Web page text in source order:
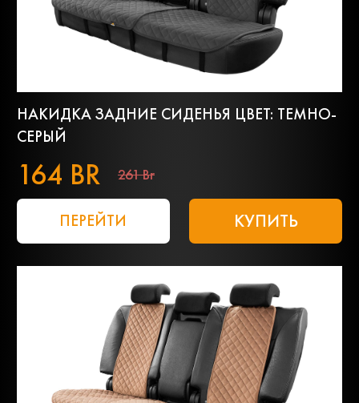
НАКИДКА ЗАДНИЕ СИДЕНЬЯ ЦВЕТ: ТЕМНО-
СЕРЫЙ
164 BR 261 Br
ПЕРЕЙТИ КУПИТЬ